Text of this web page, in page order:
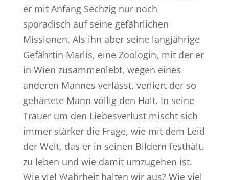
er mit Anfang Sechzig nur noch
sporadisch auf seine gefährlichen
Missionen. Als ihn aber seine langjährige
Gefährtin Marlis, eine Zoologin, mit der er
in Wien zusammenlebt, wegen eines
anderen Mannes verlässt, verliert der so
gehärtete Mann völlig den Halt. In seine
Trauer um den Liebesverlust mischt sich
immer stärker die Frage, wie mit dem Leid
der Welt, das er in seinen Bildern festhält,
zu leben und wie damit umzugehen ist.
Wie viel Wahrheit halten wir aus? Wie viel